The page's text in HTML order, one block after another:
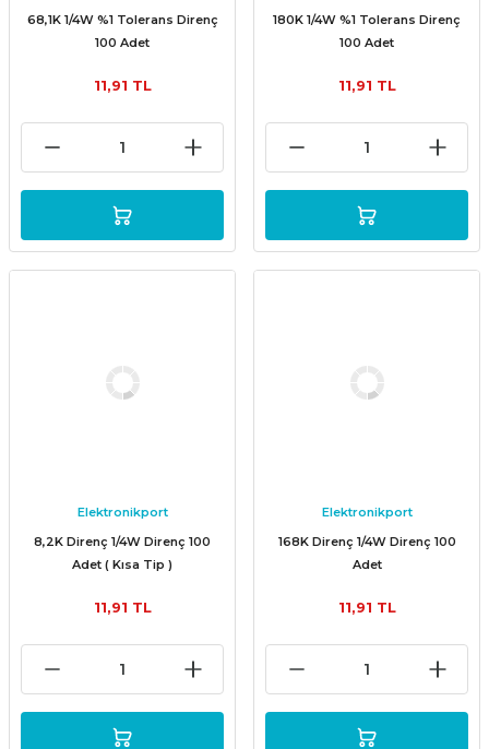
68,1K 1/4W %1 Tolerans Direnç
100 Adet
11,91 TL
180K 1/4W %1 Tolerans Direnç
100 Adet
11,91 TL
Elektronikport
8,2K Direnç 1/4W Direnç 100
Adet ( Kısa Tip )
11,91 TL
Elektronikport
168K Direnç 1/4W Direnç 100
Adet
11,91 TL